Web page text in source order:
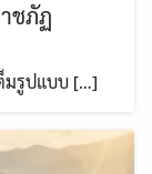
ชภัฏ
มรูปแบบ […]